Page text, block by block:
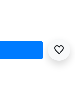
favorite_border